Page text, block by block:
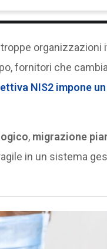
organizzazioni
fornitori che
NIS2impone
, migrazione
in un sistema